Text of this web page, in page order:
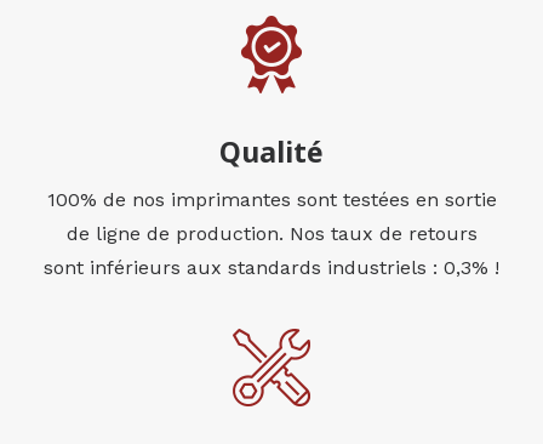
Qualité
100% de nos imprimantes sont testées en sortie
de ligne de production. Nos taux de retours
sont inférieurs aux standards industriels : 0,3% !